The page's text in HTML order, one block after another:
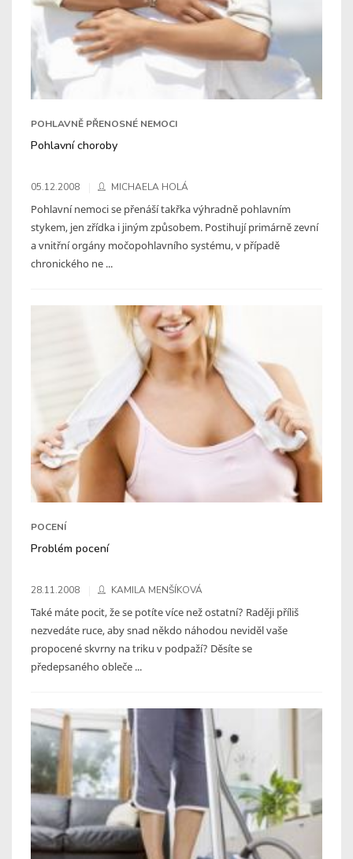
POHLAVNĚ PŘENOSNÉ NEMOCI
Pohlavní choroby
05.12.2008 MICHAELA HOLÁ
Pohlavní nemoci se přenáší takřka výhradně pohlavním
stykem, jen zřídka i jiným způsobem. Postihují primárně zevní
a vnitřní orgány močopohlavního systému, v případě
chronického ne ...
POCENÍ
Problém pocení
28.11.2008 KAMILA MENŠÍKOVÁ
Také máte pocit, že se potíte více než ostatní? Raději příliš
nezvedáte ruce, aby snad někdo náhodou neviděl vaše
propocené skvrny na triku v podpaží? Děsíte se
předepsaného obleče ...